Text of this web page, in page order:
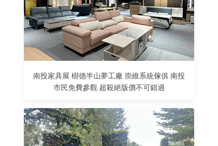
南投家具展 樹德半山夢工廠 崇維系統傢俱 南投
市民免費參觀 超殺絕版價不可錯過